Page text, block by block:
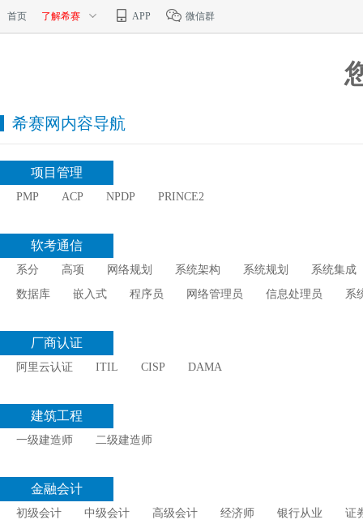
首页 了解希赛 APP 微信群
希赛网内容导航
项目管理
PMP ACP NPDP PRINCE2
软考通信
系分 高项 网络规划 系统架构 系统规划
系统集成
数据库
嵌入式 程序员 网络管理员 信息处理员 系
厂商认证
阿里云认证 ITIL CISP DAMA
建筑工程
一级建造师 二级建造师
金融会计
初级会计 中级会计 高级会计 经济师 银行从业 证